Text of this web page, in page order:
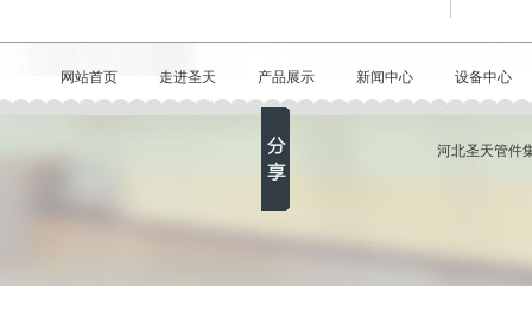
网站首页 走进圣天 产品展示 新闻中心 设备中心
河北圣天管件